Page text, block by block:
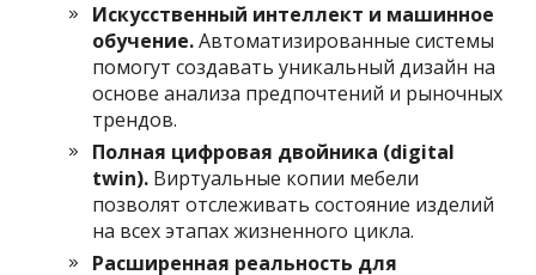
Искусственный интеллект и машинное
обучение.Автоматизированные системы
помогут создавать уникальный дизайн на
основе анализа предпочтений и рыночных
трендов.
Полная цифровая двойника (digital
twin). Виртуальные копии мебели
позволят отслеживать состояние изделий
на всех этапах жизненного цикла.
Расширенная реальность для